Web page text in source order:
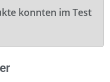
konnten im Test